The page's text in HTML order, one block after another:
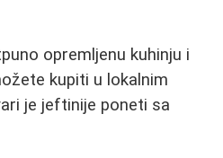
opremljenu kuhinju i
kupiti u lokalnim
je jeftinije poneti sa